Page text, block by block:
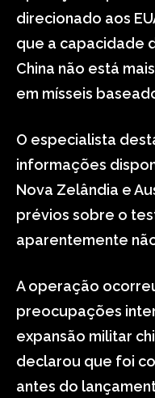
direcionado aos
que a capacidade
China não está
em mísseis
O especialista
informações
Nova Zelândia e
prévios sobre o
aparentemente
A operação
preocupações
expansão militar
declarou que foi
antes do